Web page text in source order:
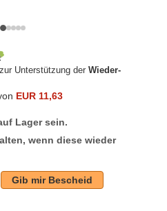
Unterstützung der Wieder-
EUR 11,63
Lager sein.
wenn diese wieder
Gib mir Bescheid